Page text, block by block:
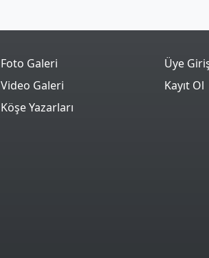
Foto Galeri
Video Galeri
Köşe Yazarları
Üye
Kayıt Ol